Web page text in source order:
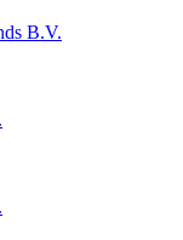
B.V.